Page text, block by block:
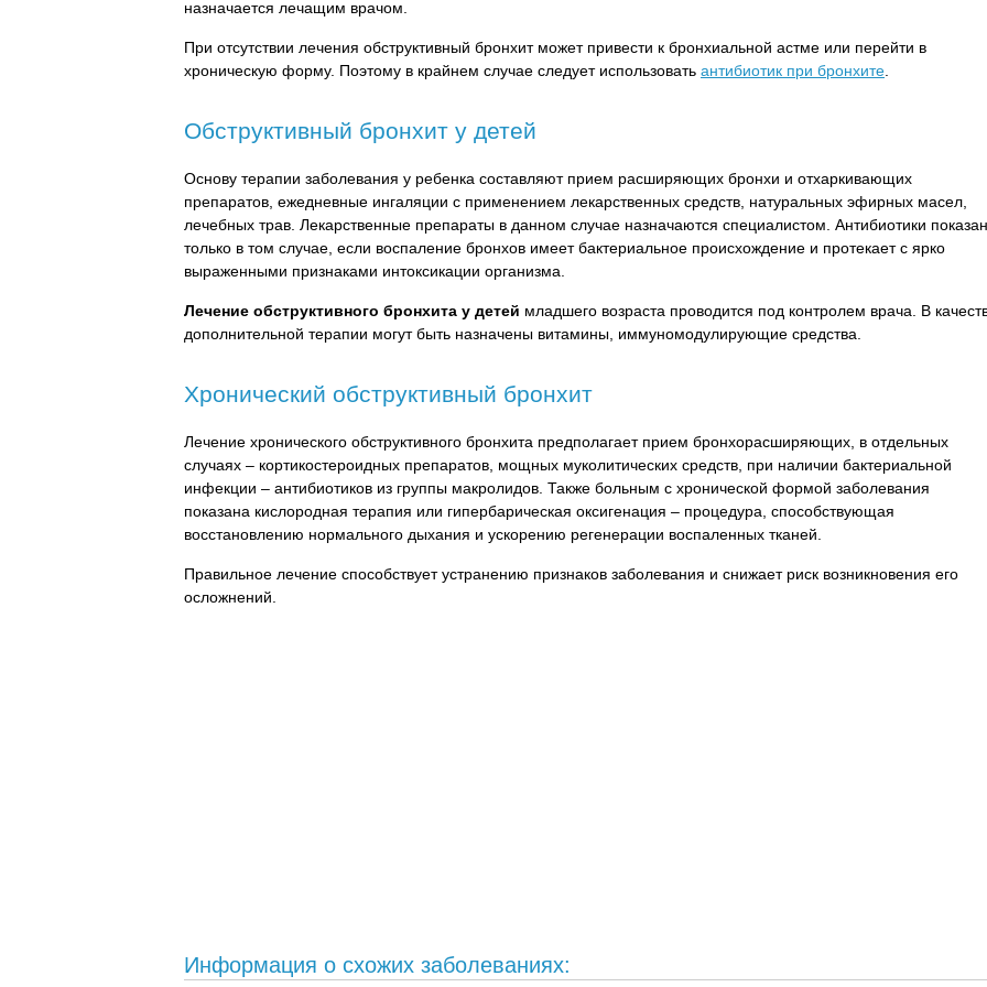
назначается лечащим врачом.
При отсутствии лечения обструктивный бронхит может привести к бронхиальной астме или перейти в
хроническую форму. Поэтому в крайнем случае следует использовать антибиотик при бронхите
Обструктивный бронхит у детей
Основу терапии заболевания у ребенка составляют прием расширяющих бронхи и отхаркивающих
препаратов, ежедневные ингаляции с применением лекарственных средств, натуральных эфирных масел,
лечебных трав. Лекарственные препараты в данном случае назначаются специалистом. Антибиотики
только в том случае, если воспаление бронхов имеет бактериальное происхождение и протекает с ярко
выраженными признаками интоксикации организма.
Лечение обструктивного бронхита у детей младшего возраста проводится под контролем врача. В
дополнительной терапии могут быть назначены витамины, иммуномодулирующие средства.
Хронический обструктивный бронхит
Лечение хронического обструктивного бронхита предполагает прием бронхорасширяющих, в отдельных
случаях – кортикостероидных препаратов, мощных муколитических средств, при наличии бактериальной
инфекции – антибиотиков из группы макролидов. Также больным с хронической формой заболевания
показана кислородная терапия или гипербарическая оксигенация – процедура, способствующая
восстановлению нормального дыхания и ускорению регенерации воспаленных тканей.
Правильное лечение способствует устранению признаков заболевания и снижает риск возникновения его
осложнений.
Информация о схожих заболеваниях: